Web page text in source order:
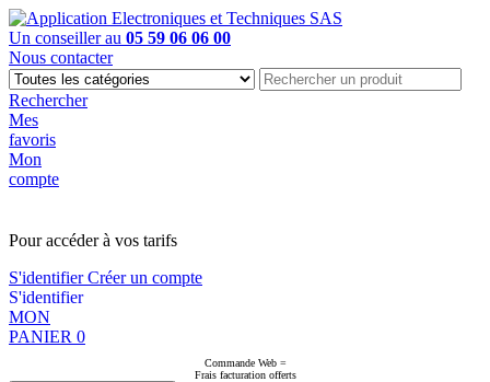
Un conseiller au 05 59 06 06 00
Nous contacter
Rechercher
Mes
favoris
Mon
compte
Pour accéder à vos tarifs
S'identifierCréer un compte
S'identifier
MON
PANIER 0
Commande Web =
Frais facturation offerts